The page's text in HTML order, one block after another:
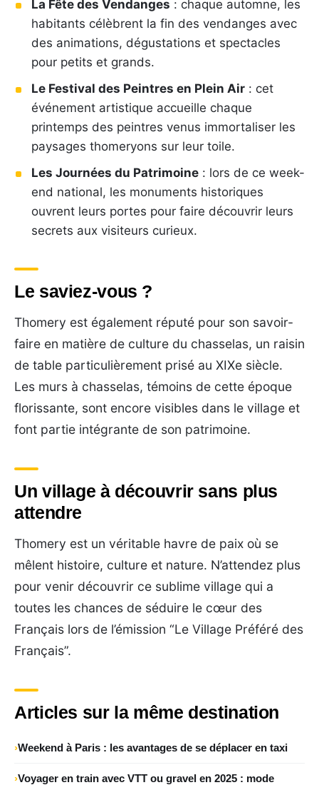
La Fête des Vendanges : chaque automne, les
habitants célèbrent la fin des vendanges avec
des animations, dégustations et spectacles
pour petits et grands.
Le Festival des Peintres en Plein Air : cet
événement artistique accueille chaque
printemps des peintres venus immortaliser les
paysages thomeryons sur leur toile.
Les Journées du Patrimoine : lors de ce week-
end national, les monuments historiques
ouvrent leurs portes pour faire découvrir leurs
secrets aux visiteurs curieux.
Le saviez-vous ?
Thomery est également réputé pour son savoir-
faire en matière de culture du chasselas, un raisin
de table particulièrement prisé au XIXe siècle.
Les murs à chasselas, témoins de cette époque
florissante, sont encore visibles dans le village et
font partie intégrante de son patrimoine.
Un village à découvrir sans plus
attendre
Thomery est un véritable havre de paix où se
mêlent histoire, culture et nature. N’attendez plus
pour venir découvrir ce sublime village qui a
toutes les chances de séduire le cœur des
Français lors de l’émission “Le Village Préféré des
Français”.
Articles sur la même destination
Weekend à Paris : les avantages de se déplacer en taxi
Voyager en train avec VTT ou gravel en 2025 : mode